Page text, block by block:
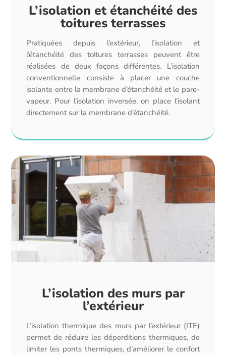
L’isolation et étanchéité des
toitures terrasses
Pratiquées depuis l’extérieur, l’isolation et
l’étanchéité des toitures terrasses peuvent être
réalisées de deux façons différentes. L’isolation
conventionnelle consiste à placer une couche
isolante entre la membrane d’étanchéité et le pare-
vapeur. Pour l’isolation inversée, on place l’isolant
directement sur la membrane d’étanchéité.
L’isolation des murs par
l’extérieur
L’isolation thermique des murs par l’extérieur (ITE)
permet de réduire les déperditions thermiques, de
limiter les ponts thermiques, d’améliorer le confort